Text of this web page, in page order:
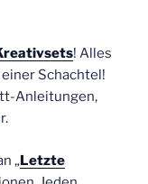
! Alles
Schachtel!
Anleitungen,
„Letzte